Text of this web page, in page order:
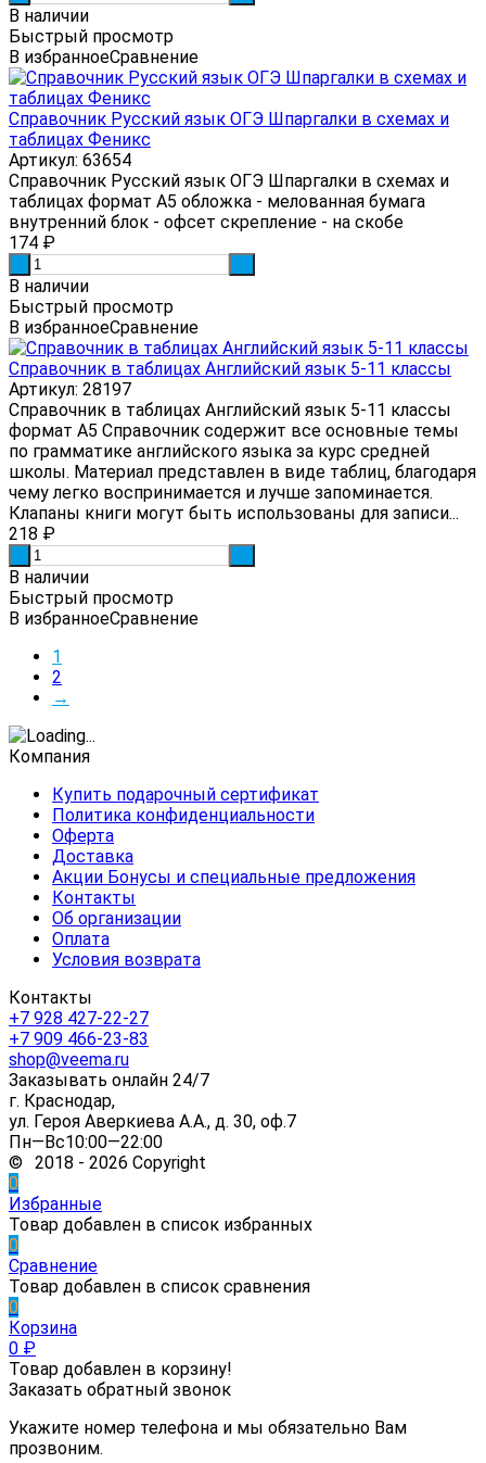
В наличии
Быстрый просмотр
В избранноеСравнение
Справочник Русский язык ОГЭ Шпаргалки в схемах и
таблицах Феникс
Артикул: 63654
Справочник Русский язык ОГЭ Шпаргалки в схемах и
таблицах формат А5 обложка - мелованная бумага
внутренний блок - офсет скрепление - на скобе
174 ₽
В наличии
Быстрый просмотр
В избранноеСравнение
Справочник в таблицах Английский язык 5-11 классы
Артикул: 28197
Справочник в таблицах Английский язык 5-11 классы
формат А5 Справочник содержит все основные темы
по грамматике английского языка за курс средней
школы. Материал представлен в виде таблиц, благодаря
чему легко воспринимается и лучше запоминается.
Клапаны книги могут быть использованы для записи...
218 ₽
В наличии
Быстрый просмотр
В избранноеСравнение
1
2
→
Компания
Купить подарочный сертификат
Политика конфиденциальности
Оферта
Доставка
Акции Бонусы и специальные предложения
Контакты
Об организации
Оплата
Условия возврата
Контакты
+7 928 427-22-27
+7 909 466-23-83
shop@veema.ru
Заказывать онлайн 24/7
г. Краснодар,
ул. Героя Аверкиева А.А., д. 30, оф.7
Пн—Вс10:00—22:00
© 2018 - 2026 Copyright
0
Избранные
Товар добавлен в список избранных
0
Сравнение
Товар добавлен в список сравнения
0
Корзина
0 ₽
Товар добавлен в корзину!
Заказать обратный звонок
Укажите номер телефона и мы обязательно Вам
прозвоним.